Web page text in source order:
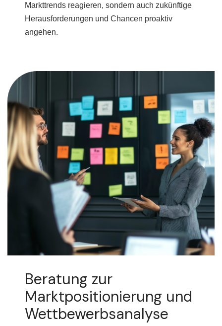
Markttrends reagieren, sondern auch zukünftige
Herausforderungen und Chancen proaktiv
angehen.
Beratung zur
Marktpositionierung und
Wettbewerbsanalyse